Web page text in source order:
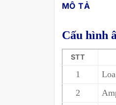
MÔ TẢ
Cấu hình
STT
1
2